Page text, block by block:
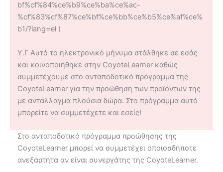
bf%cf%84%ce%b9%ce%ba%ce%ac-
%cf%83%cf%87%ce%bf%ce%bb%ce%b5%ce%af%ce%
b1/?lang=el )
Υ.Γ Αυτό το ηλεκτρονικό μήνυμα στάλθηκε σε εσάς
και κοινοποιήθηκε στην CoyoteLearner καθώς
συμμετέχουμε στο ανταποδοτικό πρόγραμμα της
CoyoteLearner για την προώθηση των προϊόντων της
με αντάλλαγμα πλούσια δώρα. Στο πρόγραμμα αυτό
μπορείτε να συμμετέχετε και εσείς!
Στο ανταποδοτικό πρόγραμμα προώθησης της
CoyoteLearner μπορεί να συμμετέχει οποιοσδήποτε
ανεξάρτητα αν είναι συνεργάτης της CoyoteLearner.